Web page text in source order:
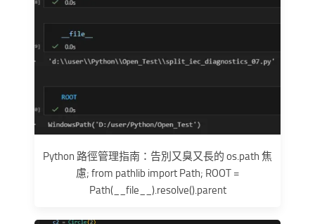
Python 路徑管理指南：告別又臭又長的 os.path 焦
慮; from pathlib import Path; ROOT =
Path(__file__).resolve().parent